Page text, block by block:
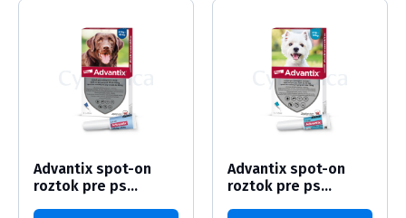
Advantix spot-on
roztok pre ps...
Advantix spot-on
roztok pre ps...